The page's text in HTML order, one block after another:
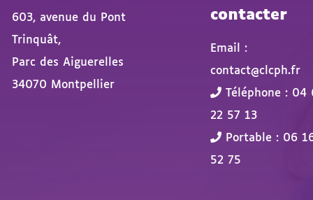
603, avenue du Pont
Trinquât,
Parc des Aiguerelles
34070 Montpellier
contacter
Email :
contact@clcph.fr
Téléphone : 04
22 57 13
Portable : 06
52 75